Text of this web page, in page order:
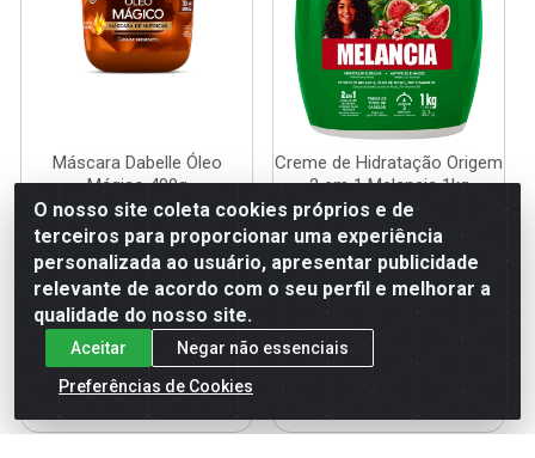
Máscara Dabelle Óleo
Mágico 400g
Código: 121977
Embalagem: UN
Faça seu login ou
cadastre-se para
ver preços e
comprar
Creme de Hidratação Origem
2 em 1 Melancia 1kg
Código: 120645
Embalagem: UN
Faça seu login ou
cadastre-se para
ver preços e
O nosso site coleta cookies próprios e de
terceiros para proporcionar uma experiência
personalizada ao usuário, apresentar publicidade
relevante de acordo com o seu perfil e melhorar a
qualidade do nosso site.
Aceitar
Negar não essenciais
Preferências de Cookies